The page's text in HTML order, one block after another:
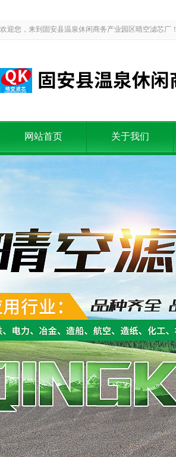
欢迎您，来到固安县温泉休闲商务产业园区晴空滤芯厂！
网站首页 关于我们